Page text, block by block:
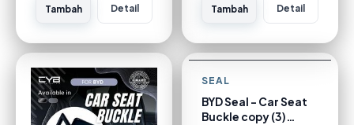
Tambah Detail Tambah Detail
SEAL
BYD Seal - Car Seat
Buckle copy (3)